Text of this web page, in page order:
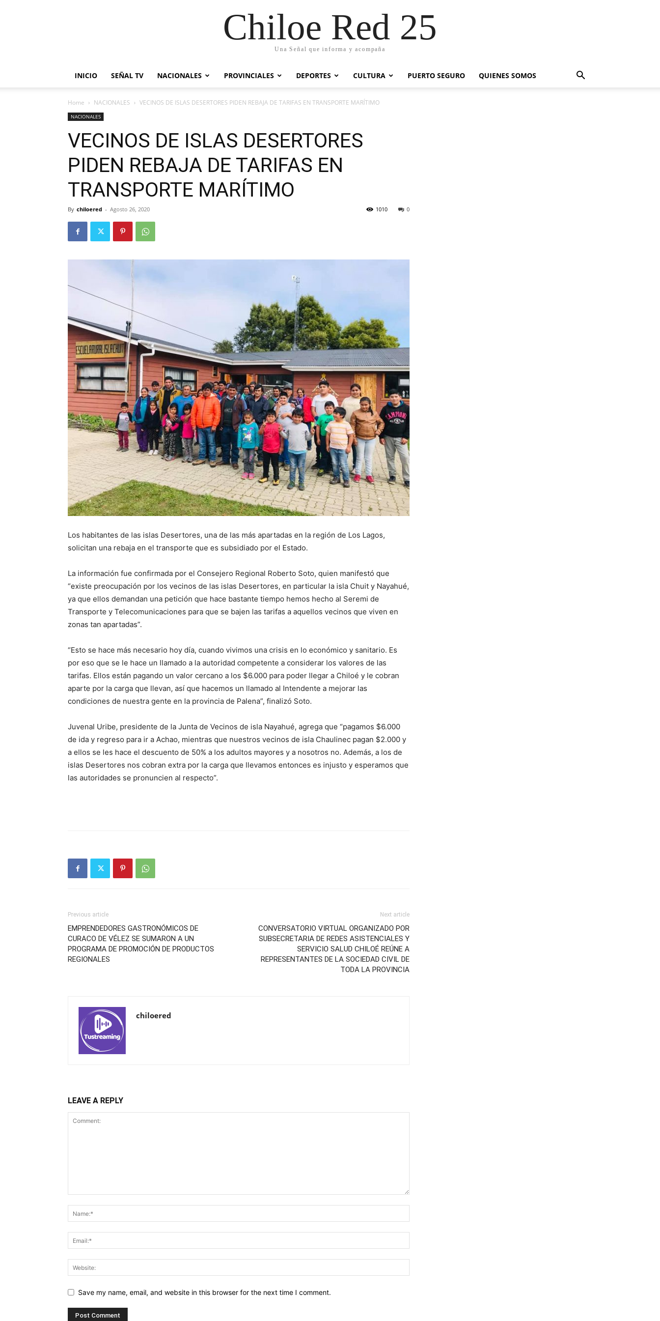
Chiloe Red 25
Una Señal que informa y acompaña
INICIO SEÑAL TV NACIONALES PROVINCIALES DEPORTES CULTURA PUERTO SEGURO QUIENES SOMOS
Home NACIONALES VECINOS DE ISLAS DESERTORES PIDEN REBAJA DE TARIFAS EN TRANSPORTE MARÍTIMO
NACIONALES
VECINOS DE ISLAS DESERTORES
PIDEN REBAJA DE TARIFAS EN
TRANSPORTE MARÍTIMO
By chiloered - Agosto 26, 2020 0
1010
Los habitantes de las islas Desertores, una de las más apartadas en la región de Los Lagos,
solicitan una rebaja en el transporte que es subsidiado por el Estado.
La información fue confirmada por el Consejero Regional Roberto Soto, quien manifestó que
“existe preocupación por los vecinos de las islas Desertores, en particular la isla Chuit y Nayahué,
ya que ellos demandan una petición que hace bastante tiempo hemos hecho al Seremi de
Transporte y Telecomunicaciones para que se bajen las tarifas a aquellos vecinos que viven en
zonas tan apartadas”.
“Esto se hace más necesario hoy día, cuando vivimos una crisis en lo económico y sanitario. Es
por eso que se le hace un llamado a la autoridad competente a considerar los valores de las
tarifas. Ellos están pagando un valor cercano a los $6.000 para poder llegar a Chiloé y le cobran
aparte por la carga que llevan, así que hacemos un llamado al Intendente a mejorar las
condiciones de nuestra gente en la provincia de Palena”, finalizó Soto.
Juvenal Uribe, presidente de la Junta de Vecinos de isla Nayahué, agrega que “pagamos $6.000
de ida y regreso para ir a Achao, mientras que nuestros vecinos de isla Chaulinec pagan $2.000 y
a ellos se les hace el descuento de 50% a los adultos mayores y a nosotros no. Además, a los de
islas Desertores nos cobran extra por la carga que llevamos entonces es injusto y esperamos que
las autoridades se pronuncien al respecto”.
Previous article
EMPRENDEDORES GASTRONÓMICOS DE
CURACO DE VÉLEZ SE SUMARON A UN
PROGRAMA DE PROMOCIÓN DE PRODUCTOS
REGIONALES
Next article
CONVERSATORIO VIRTUAL ORGANIZADO POR
SUBSECRETARIA DE REDES ASISTENCIALES Y
SERVICIO SALUD CHILOÉ REÚNE A
REPRESENTANTES DE LA SOCIEDAD CIVIL DE
TODA LA PROVINCIA
chiloered
LEAVE A REPLY
Save my name, email, and website in this browser for the next time I comment.